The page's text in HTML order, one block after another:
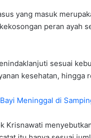
yang masuk
peran ayah
sesuai
kesehatan, hingga
Meninggal di
Krisnawati